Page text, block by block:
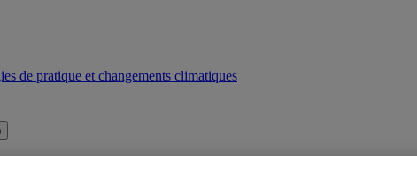
de pratique et changements climatiques